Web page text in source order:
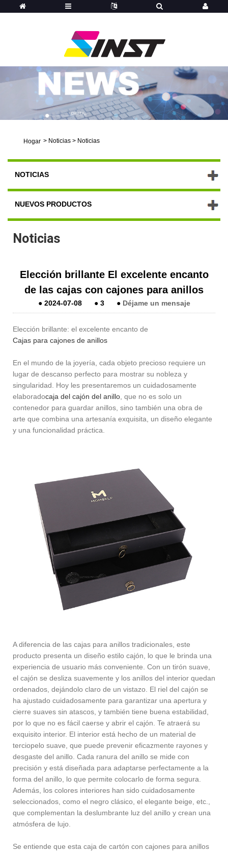
Hogar > Noticias > Noticias
NOTICIAS
NUEVOS PRODUCTOS
Noticias
Elección brillante El excelente encanto
de las cajas con cajones para anillos
● 2024-07-08 ● 3 ● Déjame un mensaje
Elección brillante: el excelente encanto de
Cajas para cajones de anillos
En el mundo de la joyería, cada objeto precioso requiere un
lugar de descanso perfecto para mostrar su nobleza y
singularidad. Hoy les presentaremos un cuidadosamente
elaboradocaja del cajón del anillo , que no es solo un
contenedor para guardar anillos, sino también una obra de
arte que combina una artesanía exquisita, un diseño elegante
y una funcionalidad práctica.
A diferencia de las cajas para anillos tradicionales, este
producto presenta un diseño estilo cajón, lo que le brinda una
experiencia de usuario más conveniente. Con un tirón suave,
el cajón se desliza suavemente y los anillos del interior quedan
ordenados, dejándolo claro de un vistazo. El riel del cajón se
ha ajustado cuidadosamente para garantizar una apertura y
cierre suaves sin atascos, y también tiene buena estabilidad,
por lo que no es fácil caerse y abrir el cajón. Te atraerá su
exquisito interior. El interior está hecho de un material de
terciopelo suave, que puede prevenir eficazmente rayones y
desgaste del anillo. Cada ranura del anillo se mide con
precisión y está diseñada para adaptarse perfectamente a la
forma del anillo, lo que permite colocarlo de forma segura.
Además, los colores interiores han sido cuidadosamente
seleccionados, como el negro clásico, el elegante beige, etc.,
que complementan la deslumbrante luz del anillo y crean una
atmósfera de lujo.
Se entiende que esta caja de cartón con cajones para anillos